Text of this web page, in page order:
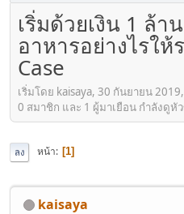
เริ่มด้วยเงิน 1 ล้า
อาหารอย่างไรใ
Case
เริ่มโดย kaisaya, 30 กันยายน
0 สมาชิก และ 1 ผู้มาเยือน กำลังดูหั
ลง หน้า 1
kaisaya